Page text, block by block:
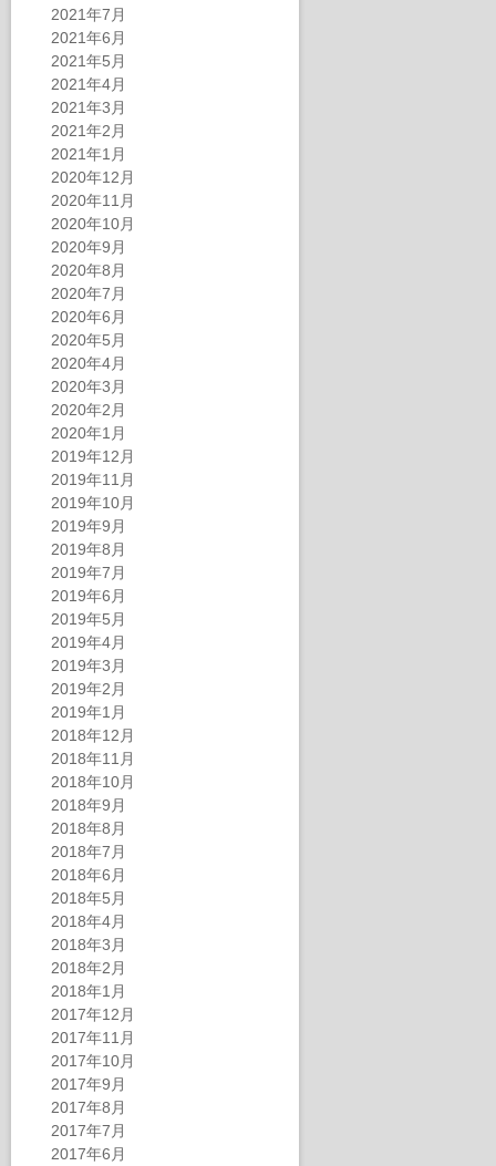
2021年7月
2021年6月
2021年5月
2021年4月
2021年3月
2021年2月
2021年1月
2020年12月
2020年11月
2020年10月
2020年9月
2020年8月
2020年7月
2020年6月
2020年5月
2020年4月
2020年3月
2020年2月
2020年1月
2019年12月
2019年11月
2019年10月
2019年9月
2019年8月
2019年7月
2019年6月
2019年5月
2019年4月
2019年3月
2019年2月
2019年1月
2018年12月
2018年11月
2018年10月
2018年9月
2018年8月
2018年7月
2018年6月
2018年5月
2018年4月
2018年3月
2018年2月
2018年1月
2017年12月
2017年11月
2017年10月
2017年9月
2017年8月
2017年7月
2017年6月